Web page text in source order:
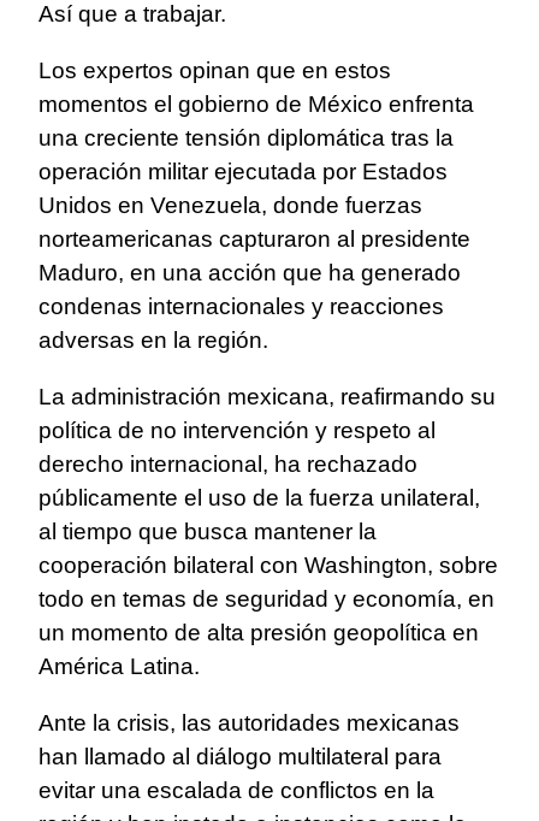
Así que a trabajar.
Los expertos opinan que en estos
momentos el gobierno de México enfrenta
una creciente tensión diplomática tras la
operación militar ejecutada por Estados
Unidos en Venezuela, donde fuerzas
norteamericanas capturaron al presidente
Maduro, en una acción que ha generado
condenas internacionales y reacciones
adversas en la región.
La administración mexicana, reafirmando su
política de no intervención y respeto al
derecho internacional, ha rechazado
públicamente el uso de la fuerza unilateral,
al tiempo que busca mantener la
cooperación bilateral con Washington, sobre
todo en temas de seguridad y economía, en
un momento de alta presión geopolítica en
América Latina.
Ante la crisis, las autoridades mexicanas
han llamado al diálogo multilateral para
evitar una escalada de conflictos en la